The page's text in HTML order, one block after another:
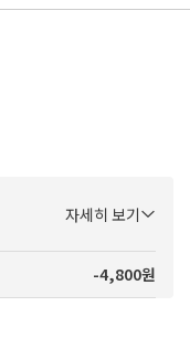
자세히 보기
-4,800원